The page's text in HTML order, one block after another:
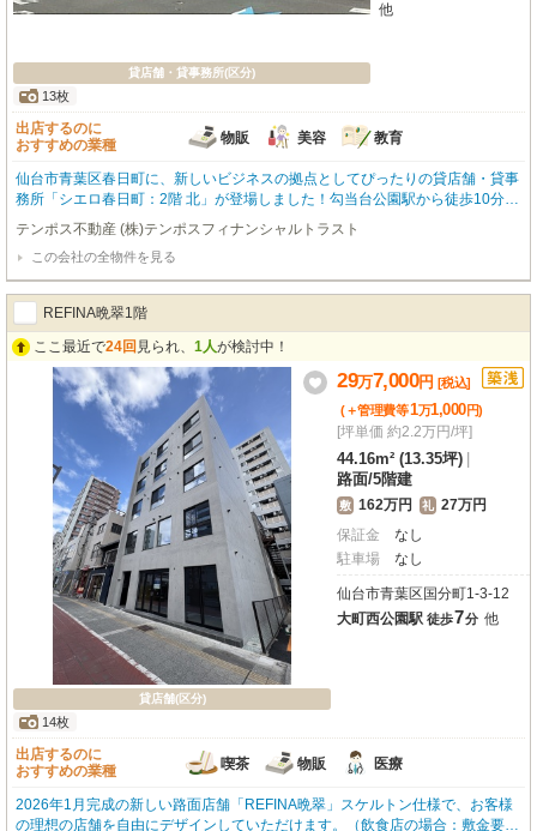
貸店舗・貸事務所(区分)
13枚
他
出店するのに
おすすめの業種
物販 美容 教育
仙台市青葉区春日町に、新しいビジネスの拠点としてぴったりの貸店舗・貸事
務所「シエロ春日町：2階 北」が登場しました！勾当台公園駅から徒歩10分、
複数路線が利用できるため、お客様もスタッフの方もアクセスしやすいのが嬉
しいポイントです。広々とした94.57㎡の空間は、スケルトン仕様なので、お
客様の理想を形にする自由な内装が叶います。前面ガラス張りで明るく開放的
な雰囲気は、お店やオフィスの顔として抜群の視認性を誇ります。デザイナー
ズ物件ならではの洗練された空間で、訪れる方々に良い印象を与えることでし
ょう。エアコンや個別空調、照明器具も完備されており、一年を通して快適に
お過ごしいただけます。さらに、24時間利用可能なので、ビジネスチャンスを
種におすすめです。周辺にはコンビニや図書館、スーパー、ドラッグストアな
どが徒歩圏内に充実しており、日々の業務をサポートしてくれます。新しい一
歩を踏み出す皆様を応援する、この魅力的な物件で、理想のビジネスライフを
スタートさせませんか？
テンポス不動産 (株)テンポスフィナンシャルトラスト
この会社の全物件を見る
REFINA晩翠1階
ここ最近で24回 見られ、 1人が検討中！
貸店舗(区分)
14枚
29万7,000円 [税込]
(＋管理費等1万1,000円)
[坪単価 約2.2万円/坪]
44.16m² (13.35坪)
路面/5階建
敷 162万円 礼 27万円
保証金
なし
駐車場
なし
仙台市青葉区国分町1-3-12
大町西公園駅 徒歩7分 他
出店するのに
おすすめの業種
喫茶 物販 医療
2026年1月完成の新しい路面店舗「REFINA晩翠」スケルトン仕様で、お客様
の理想の店舗を自由にデザインしていただけます。（飲食店の場合：敷金要相